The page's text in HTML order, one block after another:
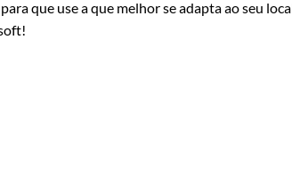
que use a que melhor se adapta ao seu